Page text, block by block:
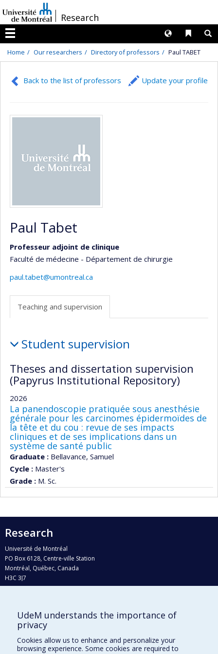
au
contenu
/Research
Menu
Liens
Langues
Home Our researchers Directory of professors Paul TABET
Back to the list of professors Update your profile
Paul Tabet
Professeur adjoint de clinique
Faculté de médecine - Département de chirurgie
paul.tabet@umontreal.ca
Teaching and supervision
and
supervision
Student supervision
Theses and dissertation supervision
(Papyrus Institutional Repository)
2026
La panendoscopie pratiquée sous anesthésie
générale pour les carcinomes épidermoïdes de
la tête et du cou : revue de ses impacts
cliniques et de ses implications dans un
système de santé public
Graduate : Bellavance, Samuel
Cycle : Master's
Grade : M. Sc.
Research
Université de Montréal
PO Box 6128, Centre-ville Station
Montréal, Québec, Canada
H3C 3J7
Who does what?
Find us
UdeM understands the importance of
privacy
Cookies allow us to enhance and personalize your
browsing experience. Some cookies are required to